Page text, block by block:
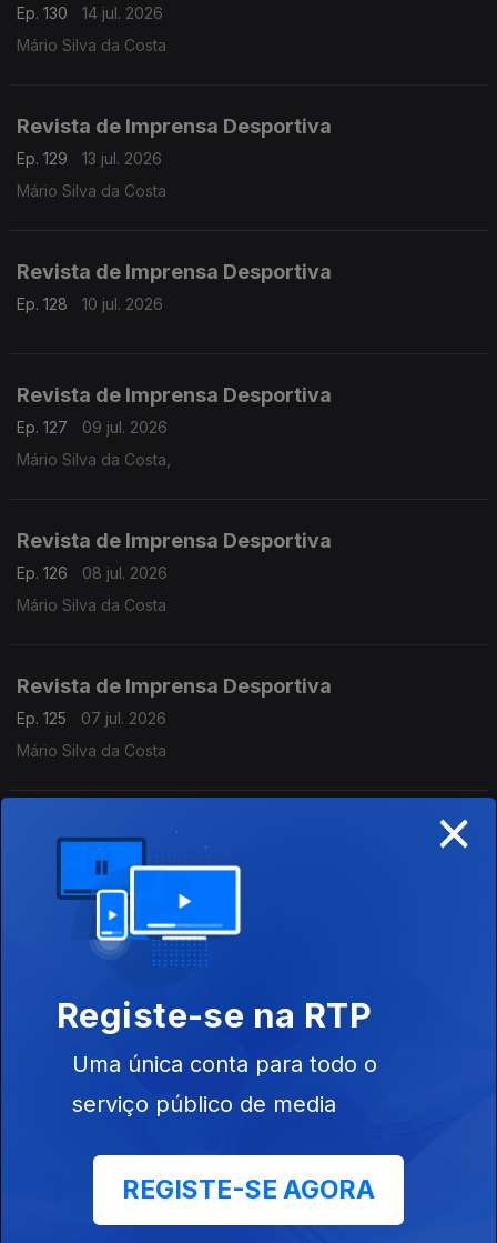
Ep. 130
14 jul. 2026
Mário Silva da Costa
Revista de Imprensa Desportiva
Ep. 129
13 jul. 2026
Mário Silva da Costa
Revista de Imprensa Desportiva
Ep. 128 10 jul. 2026
Revista de Imprensa Desportiva
Ep. 127
09 jul. 2026
Mário Silva da Costa,
Revista de Imprensa Desportiva
Ep. 126
08 jul. 2026
Mário Silva da Costa
Revista de Imprensa Desportiva
Ep. 125
07 jul. 2026
Mário Silva da Costa
Revista de Imprensa Desportiva
06 jul. 2026
Mário Silva da Costa
Ep. 123
03 jul. 2026
Revista de Imprensa Desportiva
02 jul. 2026
Mário Silva da Costa
×
Registe-se na RTP
Uma única conta para todo o
serviço público de media
REGISTE-SE AGORA